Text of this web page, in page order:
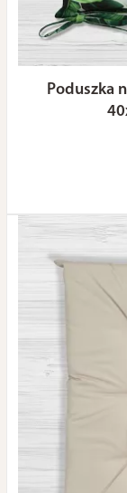
Poduszka